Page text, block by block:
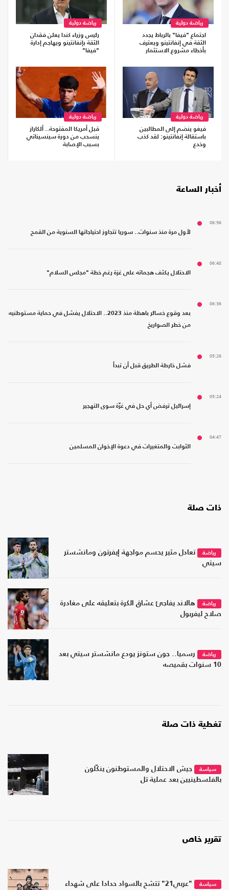
رياضة دولية
اجتماع "فيفا" بالرباط يجدد
الثقة في إنفانتينو ويعترف
بأخطاء مشروع الاستثمار
رياضة دولية
رئيس وزراء كندا يعلن فقدان
الثقة بإنفانتينو ويهاجم إدارة
"فيفا"
رياضة دولية
فيغو ينضم إلى المطالبين
باستقالة إنفانتينو: لقد كذب
وخدع
رياضة دولية
قبل أمريكا المفتوحة.. ألكاراز
ينسحب من دورة سينسيناتي
بسبب الإصابة
أخبار الساعة
06:56
لأول مرة منذ سنوات.. سوريا تتجاوز احتياجاتها السنوية من القمح
06:48
الاحتلال يكثف هجماته على غزة رغم خطة "مجلس السلام"
06:36
بعد وقوع خسائر باهظة منذ 2023.. الاحتلال يفشل في حماية مستوطنيه
من خطر الصواريخ
05:26
فشل خارطة الطريق قبل أن تبدأ
05:24
إسرائيل ترفض أي حل في غزّة سوى التهجير
04:47
الثوابت والمتغيرات في دعوة الإخوان المسلمين
ذات صلة
رياضة
تعادل مثير يحسم مواجهة إيفرتون ومانشستر
سيتي
رياضة
هالاند يفاجئ عشاق الكرة بتعليقه على مغادرة
صلاح ليفربول
رياضة
رسميا.. جون ستونز يودع مانشستر سيتي بعد
10 سنوات بقميصه
تغطية ذات صلة
سياسة
جيش الاحتلال والمستوطنون ينكّلون
بالفلسطينيين بعد عملية تل
تقرير خاص
سياسة
"عربي21" تتشح بالسواد حدادا على شهداء